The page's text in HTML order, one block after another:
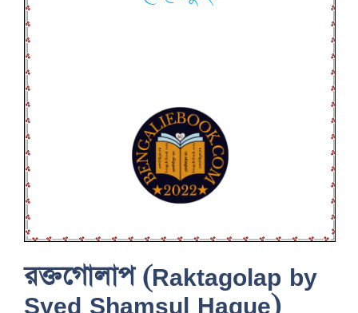
রক্তগোলাপ (Raktagolap by
Syed Shamsul Haque)